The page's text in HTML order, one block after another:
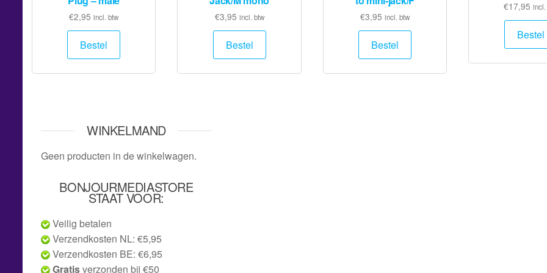
€2,95 incl. btw
Bestel
€3,95 incl. btw
Bestel
€3,95 incl. btw
Bestel
€17,95 incl.
Bestel
WINKELMAND
Geen producten in de winkelwagen.
BONJOURMEDIASTORE
STAAT VOOR:
Veilig betalen
Verzendkosten NL: €5,95
Verzendkosten BE: €6,95
Gratisverzonden bij €50